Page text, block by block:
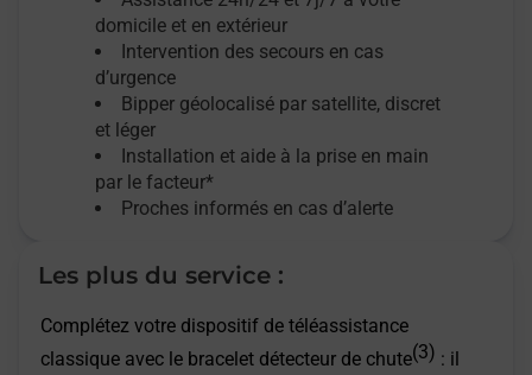
domicile et en extérieur
Intervention des secours en cas
d’urgence
Bipper géolocalisé par satellite, discret
et léger
Installation et aide à la prise en main
par le facteur*
Proches informés en cas d’alerte
Les plus du service :
Complétez votre dispositif de téléassistance
classique avec le bracelet détecteur de chute(3) : il